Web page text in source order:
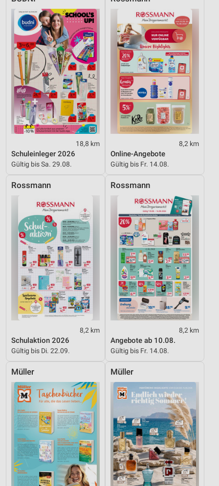
18,8 km
Schuleinleger 2026
Gültig bis Sa. 29.08.
8,2 km
Online-Angebote
Gültig bis Fr. 14.08.
Rossmann
8,2 km
Schulaktion 2026
Gültig bis Di. 22.09.
Rossmann
8,2 km
Angebote ab 10.08.
Gültig bis Fr. 14.08.
Müller Müller
Werbung